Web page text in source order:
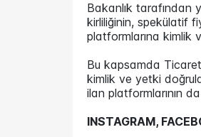
Bakanlık tarafından
kirliliğinin, spekülatif
platformlarına kimlik
Bu kapsamda
kimlik ve yetki
ilan platformlarının
INSTAGRAM,